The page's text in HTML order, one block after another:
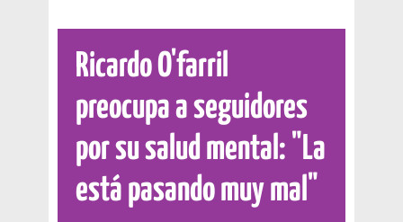
Ricardo O'farril
preocupa a seguidores
por su salud mental: "La
está pasando muy mal"